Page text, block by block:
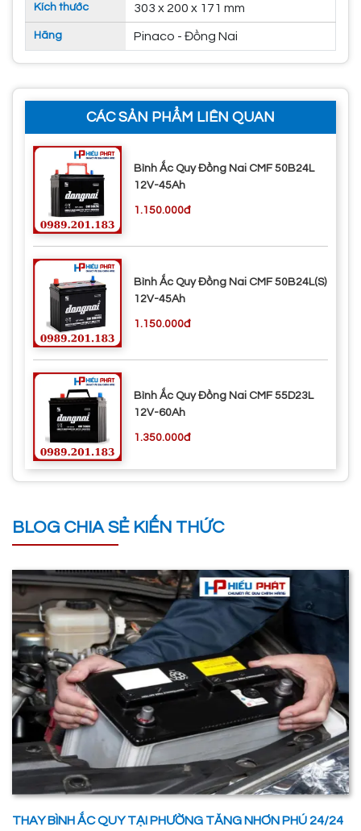
Kích thước 303 x 200 x 171 mm
Hãng Pinaco - Đồng Nai
CÁC SẢN PHẨM LIÊN QUAN
Bình Ắc Quy Đồng Nai CMF 50B24L
12V-45Ah
1.150.000đ
Bình Ắc Quy Đồng Nai CMF 50B24L(S)
12V-45Ah
1.150.000đ
Bình Ắc Quy Đồng Nai CMF 55D23L
12V-60Ah
1.350.000đ
BLOG CHIA SẺ KIẾN THỨC
THAY BÌNH ẮC QUY TẠI PHƯỜNG TĂNG NHƠN PHÚ 24/24